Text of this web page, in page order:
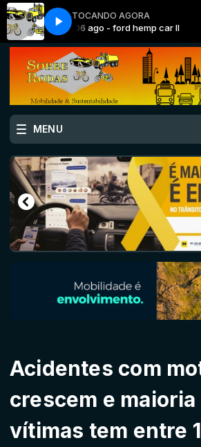
TOCANDO AGORA
06 ago - ford hemp car II
MENU
Acidentes com
crescem e maioria
vítimas tem entre